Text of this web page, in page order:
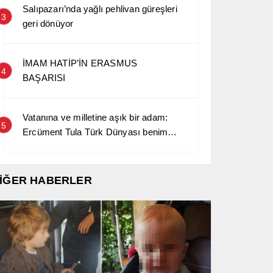
3
Salıpazarı’nda yağlı pehlivan güreşleri
geri dönüyor
4
İMAM HATİP’İN ERASMUS
BAŞARISI
5
Vatanına ve milletine aşık bir adam:
Ercüment Tula Türk Dünyası benim
HABERLER